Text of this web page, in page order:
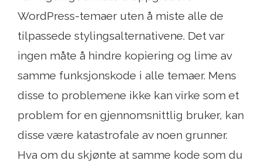
WordPress-temaer uten å miste alle de
tilpassede stylingsalternativene. Det var
ingen måte å hindre kopiering og lime av
samme funksjonskode i alle temaer. Mens
disse to problemene ikke kan virke som et
problem for en gjennomsnittlig bruker, kan
disse være katastrofale av noen grunner.
Hva om du skjønte at samme kode som du